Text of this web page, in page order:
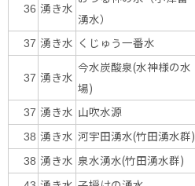
36 湧き水
湧水）
37 湧き水 くじゅう一番水
37 湧き水
今水炭酸泉(水神様の水
場)
37 湧き水 山吹水源
38 湧き水 河宇田湧水(竹田湧水群)
38 湧き水 泉水湧水(竹田湧水群)